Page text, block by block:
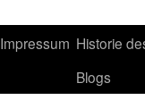
Impressum Historie
Blogs